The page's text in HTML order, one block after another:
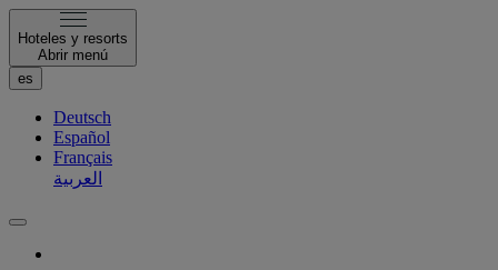
Hoteles y resorts
Abrir menú
es
Deutsch
Español
Français
العربية